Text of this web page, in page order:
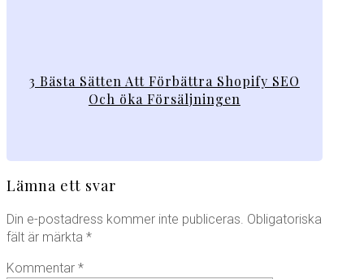
3 Bästa Sätten Att Förbättra Shopify SEO
Och öka Försäljningen
Lämna ett svar
Din e-postadress kommer inte publiceras. Obligatoriska
fält är märkta *
Kommentar *